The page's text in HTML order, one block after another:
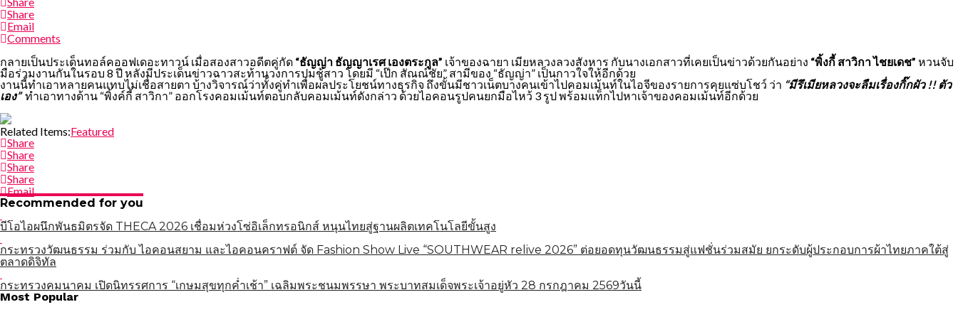
Share
Email
Comments
กลายเป็นประเด็นทอล์คออฟเดอะทาวน์ เมื่อสองสาวอดีตคู่กัด “ธัญญ่า ธัญญาเรศ เองตระกูล” เจ้าของฉายา เมียหลวงลวงสังหาร กับนางเอกสาวที่เคยเป็นข่าวด้วยกันอย่าง “พิ้งกี้ สาวิกา ไชยเดช” หวนจับ
มือร่วมงานกันในรอบ 8 ปี หลังมีประเด็นข่าวฉาวสะท้านวงการปมชู้สาว โดยมี “เป๊ก สัณณ์ชัย” สามีของ “ธัญญ่า” เป็นกาวใจให้อีกด้วย
งานนี้ทำเอาหลายคนแทบไม่เชื่อสายตา บ้างวิจารณ์ว่าทั้งคู่ทำเพื่อผลประโยชน์ทางธุรกิจ ถึงขั้นมีชาวเน็ตบางคนเข้าไปคอมเม้นท์ในไอจีของรายการคุยแซ่บโชว์ ว่า “มีรึเมียหลวงจะลืมเรื่องกิ๊กผัว !! ตัว
เอง”ทำเอาทางด้าน “พิ้งค์กี้ สาวิกา” ออกโรงคอมเม้นท์ตอบกลับคอมเม้นท์ดังกล่าว ด้วยไอคอนรูปคนยกมือไหว้ 3 รูป พร้อมแท็กไปหาเจ้าของคอมเม้นท์อีกด้วย
Related Items:Featured
Share
Share
Share
Share
Email
Recommended for you
บีโอไอผนึกพันธมิตรจัด THECA 2026 เชื่อมห่วงโซ่อิเล็กทรอนิกส์ หนุนไทยสู่ฐานผลิตเทคโนโลยีขั้นสูง
กระทรวงวัฒนธรรม ร่วมกับ ไอคอนสยาม และไอคอนคราฟต์ จัด Fashion Show Live “SOUTHWEAR relive 2026” ต่อยอดทุนวัฒนธรรมสู่แฟชั่นร่วมสมัย ยกระดับผู้ประกอบการผ้าไทยภาคใต้สู่
ตลาดดิจิทัล
กระทรวงคมนาคม เปิดนิทรรศการ “เกษมสุขทุกค่ำเช้า” เฉลิมพระชนมพรรษา พระบาทสมเด็จพระเจ้าอยู่หัว 28 กรกฎาคม 2569วันนี้
แนะแนว
Most Popular